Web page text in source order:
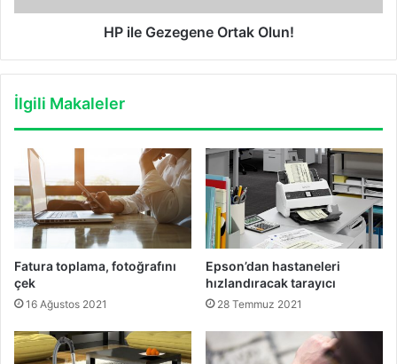
HP ile Gezegene Ortak Olun!
İlgili Makaleler
Fatura toplama, fotoğrafını
çek
16 Ağustos 2021
Epson’dan hastaneleri
hızlandıracak tarayıcı
28 Temmuz 2021